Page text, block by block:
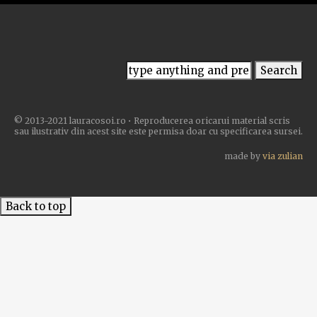
© 2013-2021 lauracosoi.ro • Reproducerea oricarui material scris
sau ilustrativ din acest site este permisa doar cu specificarea sursei.
made by via zulian
Back to top